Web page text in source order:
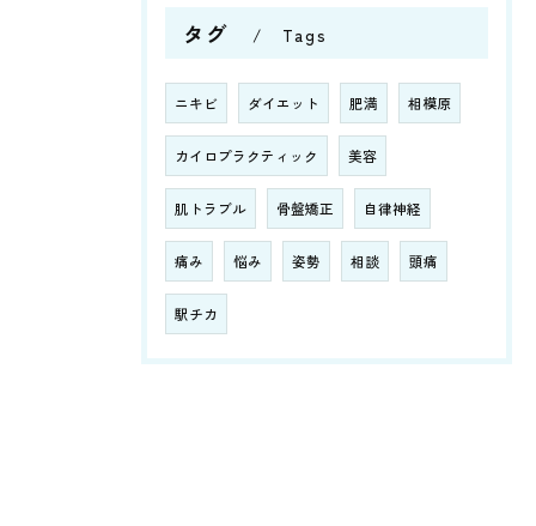
タグ Tags
ニキビ ダイエット 肥満 相模原
カイロプラクティック 美容
肌トラブル 骨盤矯正 自律神経
痛み 悩み 姿勢 相談 頭痛
駅チカ